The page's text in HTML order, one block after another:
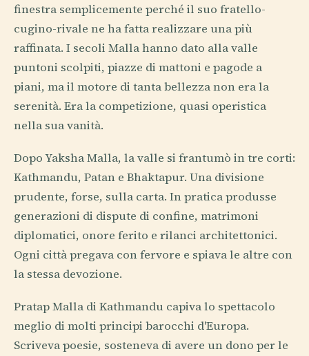
finestra semplicemente perché il suo fratello-
cugino-rivale ne ha fatta realizzare una più
raffinata. I secoli Malla hanno dato alla valle
puntoni scolpiti, piazze di mattoni e pagode a
piani, ma il motore di tanta bellezza non era la
serenità. Era la competizione, quasi operistica
nella sua vanità.
Dopo Yaksha Malla, la valle si frantumò in tre corti:
Kathmandu, Patan e Bhaktapur. Una divisione
prudente, forse, sulla carta. In pratica produsse
generazioni di dispute di confine, matrimoni
diplomatici, onore ferito e rilanci architettonici.
Ogni città pregava con fervore e spiava le altre con
la stessa devozione.
Pratap Malla di Kathmandu capiva lo spettacolo
meglio di molti principi barocchi d'Europa.
Scriveva poesie, sosteneva di avere un dono per le